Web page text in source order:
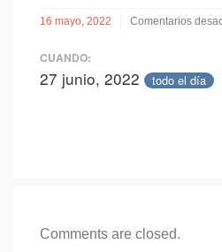
16 mayo, 2022
Comentarios
Recomendaciones
CUANDO:
27 junio, 2022 todo el día
Comments are closed.